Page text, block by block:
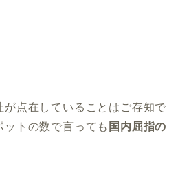
が点在していることはご存知で
ットの数で言っても 国内屈指の